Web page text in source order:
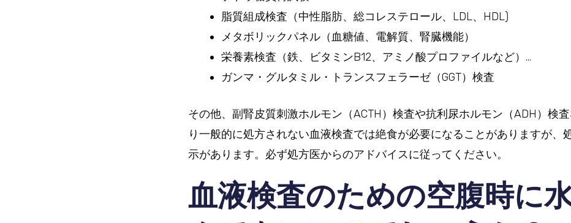
脂質組成検査（中性脂肪、総コレステロール、LDL、HDL)
メタボリックパネル（血糖値、電解質、腎臓機能）
栄養素検査（鉄、ビタミンB12、アミノ酸プロファイルなど）…
ガンマ・グルタミル・トランスフェラーゼ（GGT）検査
その他、副腎皮質刺激ホルモン（ACTH）検査や抗利尿ホルモン（ADH）検
り一般的に処方されない血液検査では絶食が必要になることがありますが、
示があります。必ず処方医からのアドバイスに従ってください。
血液検査のための空腹時に